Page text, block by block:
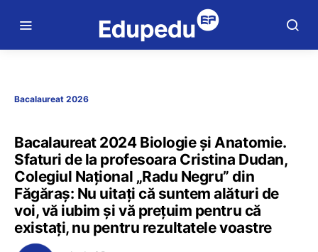
Bacalaureat 2026
Bacalaureat 2024 Biologie și Anatomie.
Sfaturi de la profesoara Cristina Dudan,
Colegiul Național „Radu Negru” din
Făgăraș: Nu uitați că suntem alături de
voi, vă iubim și vă prețuim pentru că
existați, nu pentru rezultatele voastre